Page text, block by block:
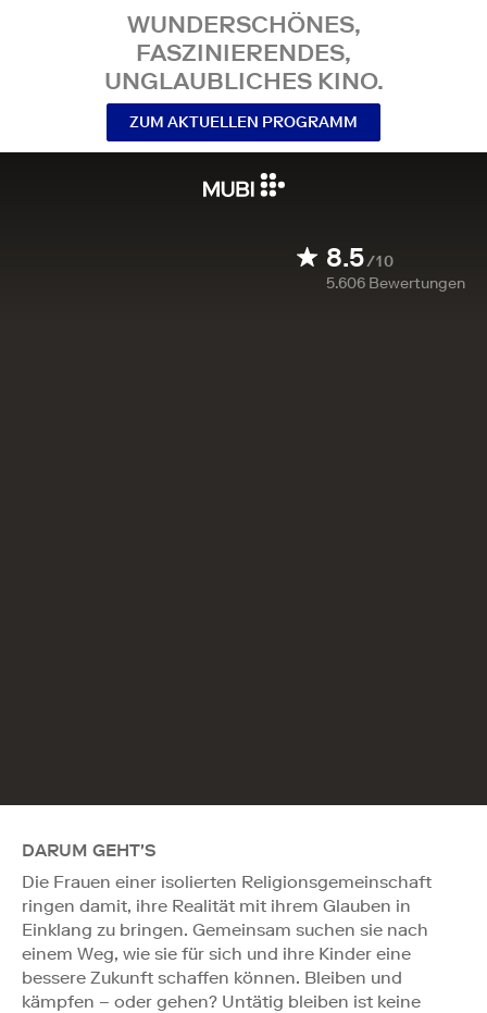
WUNDERSCHÖNES,
FASZINIERENDES,
UNGLAUBLICHES KINO.
ZUM AKTUELLEN PROGRAMM
8.5/10
5.606 Bewertungen
DARUM GEHT'S
Die Frauen einer isolierten Religionsgemeinschaft
ringen damit, ihre Realität mit ihrem Glauben in
Einklang zu bringen. Gemeinsam suchen sie nach
einem Weg, wie sie für sich und ihre Kinder eine
bessere Zukunft schaffen können. Bleiben und
kämpfen – oder gehen? Untätig bleiben ist keine